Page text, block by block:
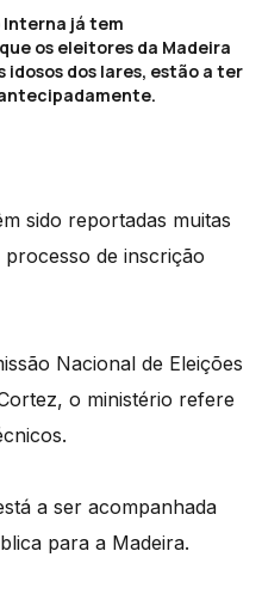
Interna já tem
os eleitores da Madeira
dos lares, estão a ter
sido reportadas muitas
de inscrição
Nacional de Eleições
o ministério refere
a ser acompanhada
para a Madeira.